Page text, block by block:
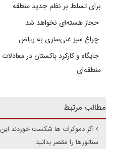
برای تسلط بر نظم جدید منطقه
حجاز هسته‌ای نخواهد شد
چراغ سبز غنی‌سازی به ریاض
جایگاه و کارکرد پاکستان در معادلات
منطقه‌ای
مطالب مرتبط
اگر دموکرات ها شکست خوردند این
سناتورها را مقصر بدانید